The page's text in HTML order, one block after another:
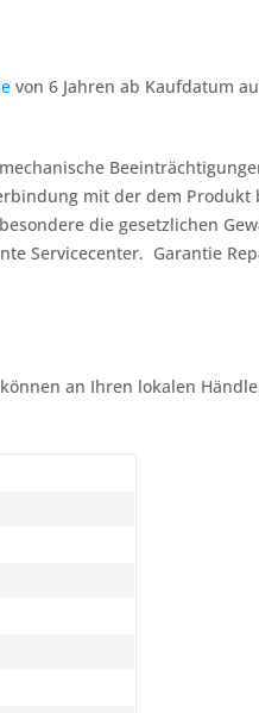
von 6 Jahren ab Kaufdatum
mit der dem
die gesetzlichen
Servicecenter. Garantie
an Ihren lokalen